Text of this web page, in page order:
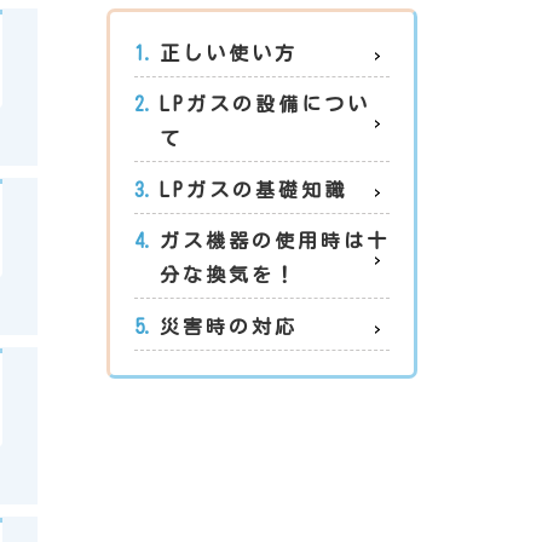
1. 正しい使い方
2.
LPガスの設備につい
て
3. LPガスの基礎知識
4.
ガス機器の使用時は十
分な換気を！
5. 災害時の対応